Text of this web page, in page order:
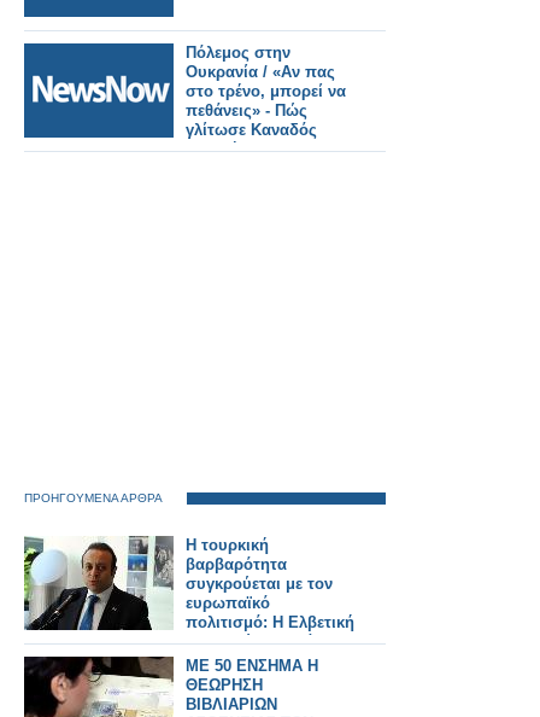
Πόλεμος στην
Ουκρανία / «Αν πας
στο τρένο, μπορεί να
πεθάνεις» - Πώς
γλίτωσε Καναδός
αθλητής
ΠΡΟΗΓΟΥΜΕΝΑ ΑΡΘΡΑ
H τουρκική
βαρβαρότητα
συγκρούεται με τον
ευρωπαϊκό
πολιτισμό: Η Ελβετική
δικαιοσύνη εξετάζει
το φάκελο του
Μπαγίς!
ΜΕ 50 ΕΝΣΗΜΑ Η
ΘΕΩΡΗΣΗ
ΒΙΒΛΙΑΡΙΩΝ